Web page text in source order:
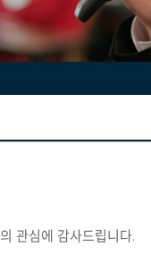
관심에 감사드립니다.